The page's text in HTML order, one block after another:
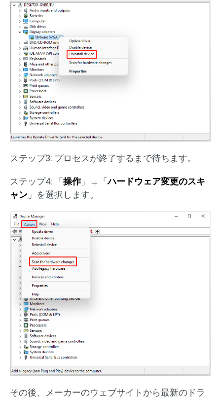
ステップ3: プロセスが終了するまで待ちます。
ステップ4: 「操作」→「ハードウェア変更のスキ
ャン 」を選択します。
その後、メーカーのウェブサイトから最新のドラ